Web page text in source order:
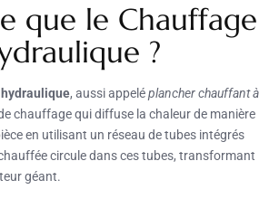
que le Chauffage
?
, aussi appeléplancher chauffant à
chauffage qui diffuse la chaleur de manière
en utilisant un réseau de tubes intégrés
circule dans ces tubes, transformant
géant.